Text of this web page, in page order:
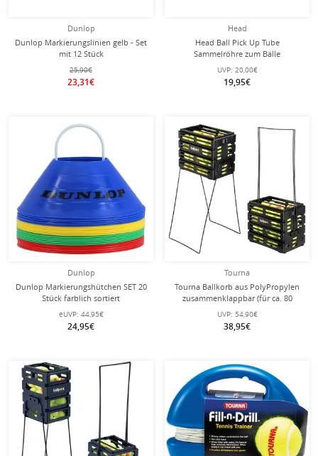
Dunlop
Dunlop Markierungslinien gelb - Set
mit 12 Stück
25,90€
23,31€
Head
Head Ball Pick Up Tube
Sammelröhre zum Bälle
UVP: 20,00€
19,95€
Dunlop
Dunlop Markierungshütchen SET 20
Stück farblich sortiert
eUVP: 44,95€
24,95€
Tourna
Tourna Ballkorb aus PolyPropylen
zusammenklappbar (für ca. 80
UVP: 54,90€
38,95€